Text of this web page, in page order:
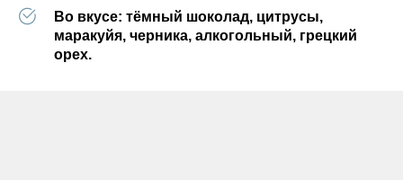
Во вкусе: тёмный шоколад, цитрусы,
маракуйя, черника, алкогольный, грецкий
орех.